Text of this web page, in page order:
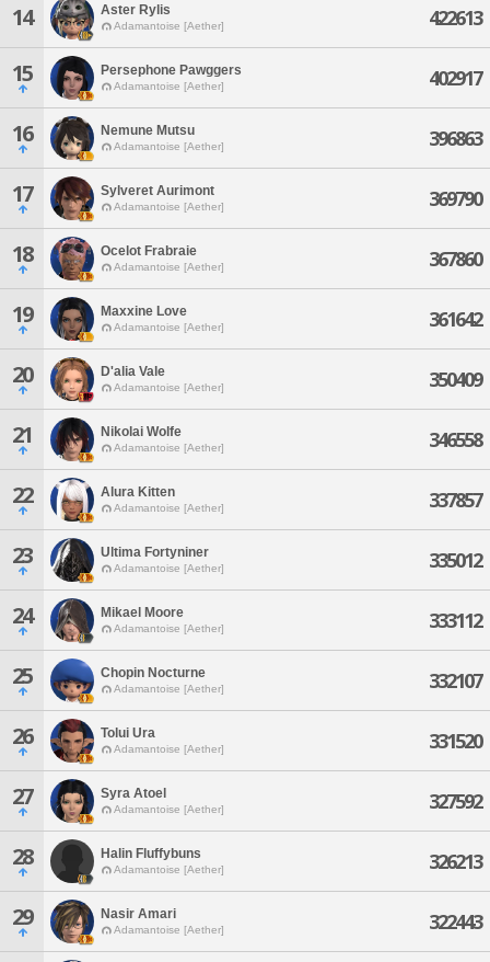
14 Aster Rylis
Adamantoise [Aether] 422613
15 Persephone Pawggers
Adamantoise [Aether] 402917
16 Nemune Mutsu
Adamantoise [Aether] 396863
17 Sylveret Aurimont
Adamantoise [Aether] 369790
18 Ocelot Frabraie
Adamantoise [Aether] 367860
19 Maxxine Love
Adamantoise [Aether] 361642
20 D'alia Vale
Adamantoise [Aether] 350409
21 Nikolai Wolfe
Adamantoise [Aether] 346558
22 Alura Kitten
Adamantoise [Aether] 337857
23 Ultima Fortyniner
Adamantoise [Aether] 335012
24 Mikael Moore
Adamantoise [Aether] 333112
25 Chopin Nocturne
Adamantoise [Aether] 332107
26 Tolui Ura
Adamantoise [Aether] 331520
27 Syra Atoel
Adamantoise [Aether] 327592
28 Halin Fluffybuns
Adamantoise [Aether] 326213
29 Nasir Amari
Adamantoise [Aether] 322443